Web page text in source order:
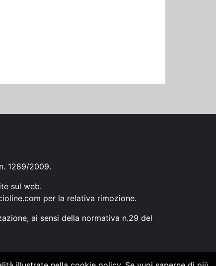
1289/2009.
sul web.
per la relativa rimozione.
ai sensi della normativa n.29 del